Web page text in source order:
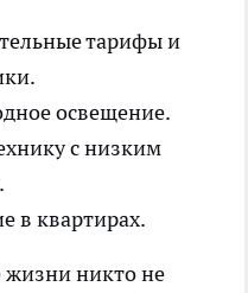
тарифы и
освещение.
с низким
в квартирах.
жизни никто не